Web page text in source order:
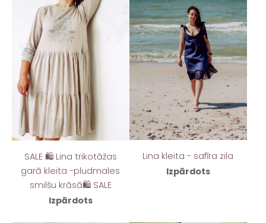
SALE 🛍️ Lina trikotāžas
garā kleita -pludmales
smilšu krāsā🛍️ SALE
Izpārdots
Lina kleita - safīra zila
Izpārdots